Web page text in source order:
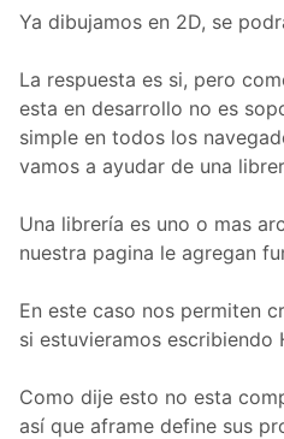
Ya dibujamos en 2D, se
La respuesta es si, pero
esta en desarrollo no es
simple en todos los
vamos a ayudar de una
Una librería es uno o mas
nuestra pagina le agregan
En este caso nos permiten
si estuvieramos escribiendo
Como dije esto no esta
así que aframe define sus